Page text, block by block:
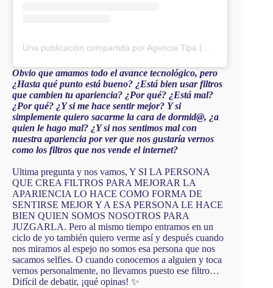
Una publicación compartida por Agencia Tipa (@agencia.tipa)
Obvio que amamos todo el avance tecnológico, pero
¿Hasta qué punto está bueno? ¿Está bien usar filtros
que cambien tu apariencia? ¿Por qué? ¿Está mal?
¿Por qué? ¿Y si me hace sentir mejor? Y si
simplemente quiero sacarme la cara de dormid@, ¿a
quien le hago mal? ¿Y si nos sentimos mal con
nuestra apariencia por ver que nos gustaría vernos
como los filtros que nos vende el internet?
Ultima pregunta y nos vamos, Y SI LA PERSONA
QUE CREA FILTROS PARA MEJORAR LA
APARIENCIA LO HACE COMO FORMA DE
SENTIRSE MEJOR Y A ESA PERSONA LE HACE
BIEN QUIEN SOMOS NOSOTROS PARA
JUZGARLA. Pero al mismo tiempo entramos en un
ciclo de yo también quiero verme así y después cuando
nos miramos al espejo no somos esa persona que nos
sacamos selfies. O cuando conocemos a alguien y toca
vernos personalmente, no llevamos puesto ese filtro…
Difícil de debatir, ¡qué opinas! ✨